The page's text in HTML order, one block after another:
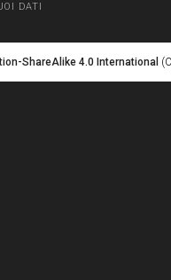
DATI
ShareAlike 4.0 International